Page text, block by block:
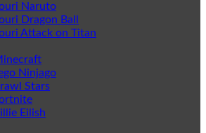
Naruto
Dragon Ball
Attack on Titan
Ninjago
Stars
Eilish